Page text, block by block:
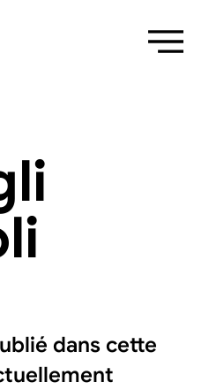
dans cette